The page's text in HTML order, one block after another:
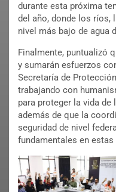
durante esta próxima
del año, donde los ríos,
nivel más bajo de agua
Finalmente, puntualizó
y sumarán esfuerzos
Secretaría de
trabajando con
para proteger la vida
además de que la
seguridad de nivel
fundamentales en estas